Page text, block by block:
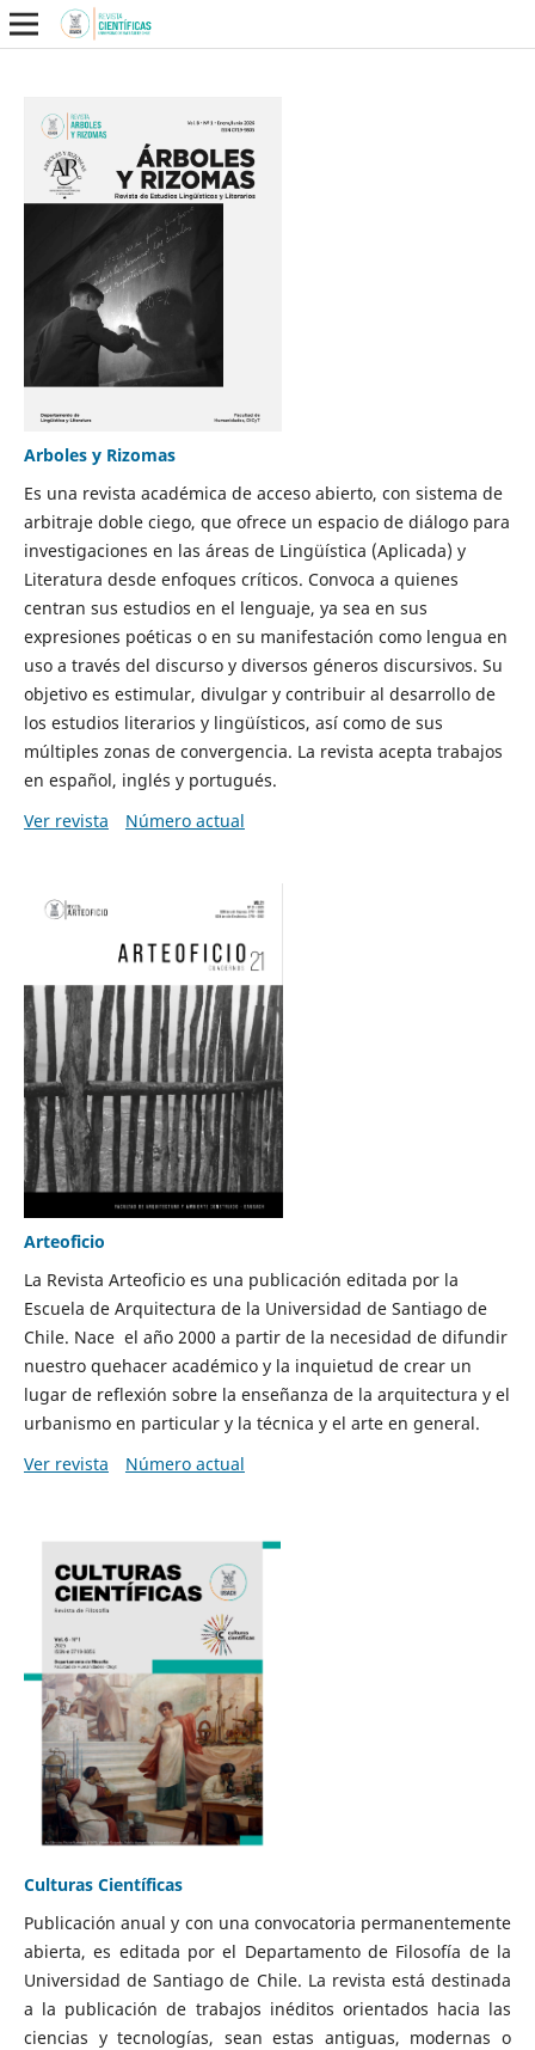
Arboles y Rizomas
Es una revista académica de acceso abierto, con sistema de
arbitraje doble ciego, que ofrece un espacio de diálogo para
investigaciones en las áreas de Lingüística (Aplicada) y
Literatura desde enfoques críticos. Convoca a quienes
centran sus estudios en el lenguaje, ya sea en sus
expresiones poéticas o en su manifestación como lengua en
uso a través del discurso y diversos géneros discursivos. Su
objetivo es estimular, divulgar y contribuir al desarrollo de
los estudios literarios y lingüísticos, así como de sus
múltiples zonas de convergencia. La revista acepta trabajos
en español, inglés y portugués.
Ver revista
Número actual
Arteoficio
La Revista Arteoficio es una publicación editada por la
Escuela de Arquitectura de la Universidad de Santiago de
Chile. Nace el año 2000 a partir de la necesidad de difundir
nuestro quehacer académico y la inquietud de crear un
lugar de reflexión sobre la enseñanza de la arquitectura y el
urbanismo en particular y la técnica y el arte en general.
Ver revista
Número actual
Culturas Científicas
Publicación anual y con una convocatoria permanentemente
abierta, es editada por el Departamento de Filosofía de la
Universidad de Santiago de Chile. La revista está destinada
a la publicación de trabajos inéditos orientados hacia las
ciencias y tecnologías, sean estas antiguas, modernas o